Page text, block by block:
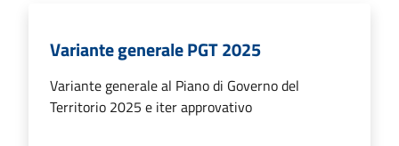
Variante generale PGT 2025
Variante generale al Piano di Governo del
Territorio 2025 e iter approvativo